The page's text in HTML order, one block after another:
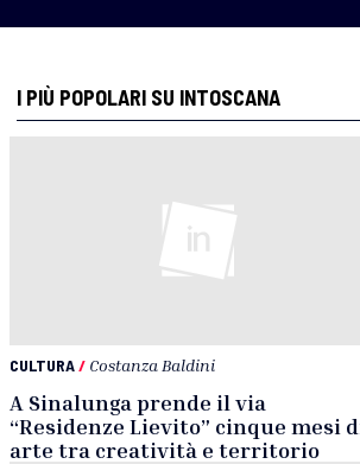
I PIÙ POPOLARI SU INTOSCANA
CULTURA/ Costanza Baldini
A Sinalunga prende il via
“Residenze Lievito” cinque mesi
arte tra creatività e territorio